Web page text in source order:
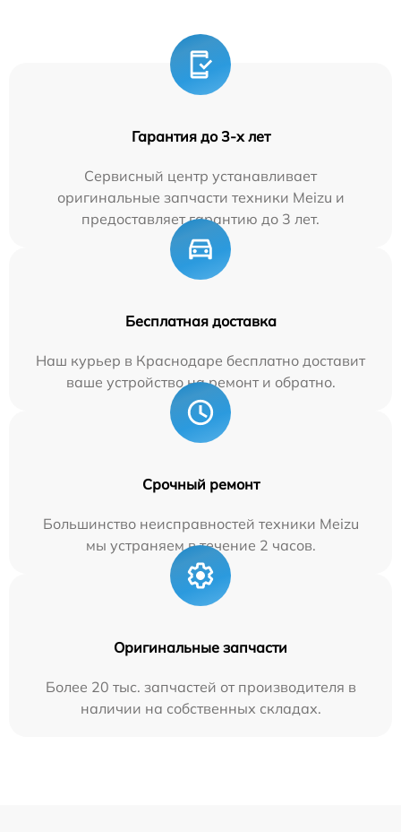
Гарантия до 3-х лет
Сервисный центр устанавливает
оригинальные запчасти техники Meizu и
предоставляет гарантию до 3 лет.
Бесплатная доставка
Наш курьер в Краснодаре бесплатно доставит
ваше устройство на ремонт и обратно.
Срочный ремонт
Большинство неисправностей техники Meizu
мы устраняем в течение 2 часов.
Оригинальные запчасти
Более 20 тыс. запчастей от производителя в
наличии на собственных складах.